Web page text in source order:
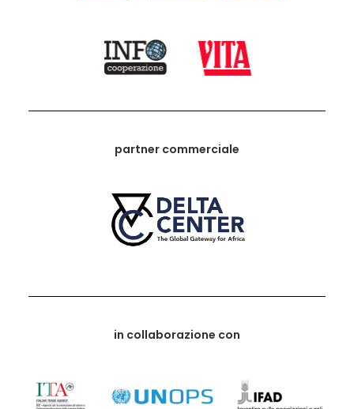
partner commerciale
in collaborazione con